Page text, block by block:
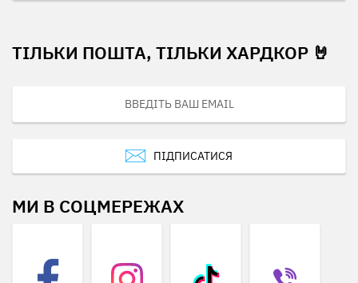
ТІЛЬКИ ПОШТА, ТІЛЬКИ ХАРДКОР 🤘
ПІДПИСАТИСЯ
МИ В СОЦМЕРЕЖАХ